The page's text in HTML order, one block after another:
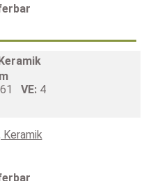
VE: 4